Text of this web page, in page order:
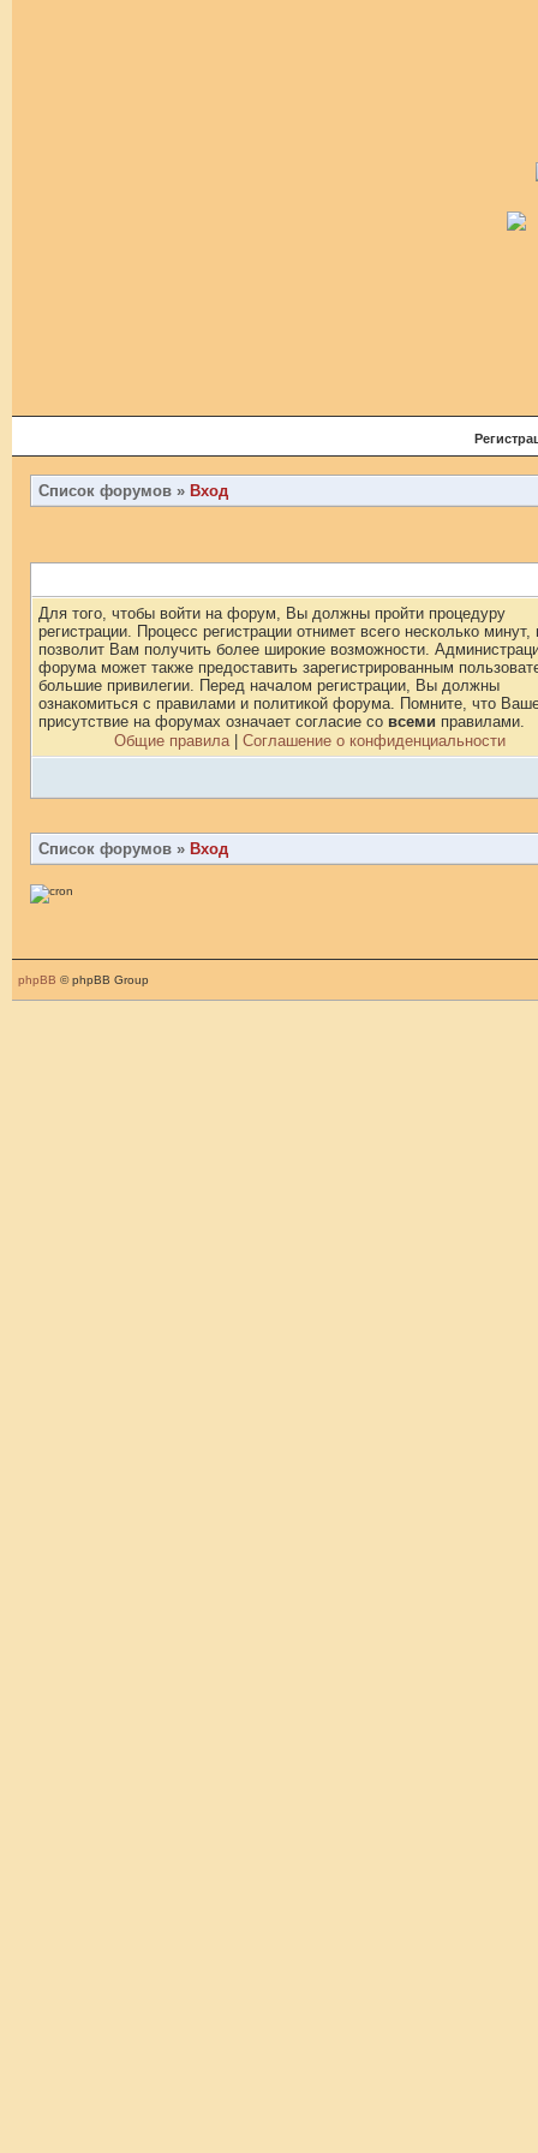
Список форумов » Вход
Для того, чтобы войти на форум, Вы должны пройти процедуру
регистрации. Процесс регистрации отнимет всего несколько минут,
позволит Вам получить более широкие возможности.
форума может также предоставить зарегистрированным
большие привилегии. Перед началом регистрации, Вы должны
ознакомиться с правилами и политикой форума. Помните, что
присутствие на форумах означает согласие со всеми правилами.
Общие правила| Соглашение о конфиденциальности
Список форумов » Вход
phpBB © phpBB Group